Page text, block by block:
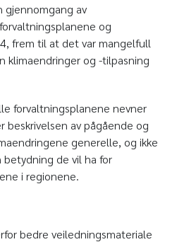
gjennomgang av
og
frem til at det var mangelfull
klimaendringer og -tilpasning
forvaltningsplanene nevner
beskrivelsen av pågående og
generelle, og ikke
de vil ha for
i regionene.
bedre veiledningsmateriale